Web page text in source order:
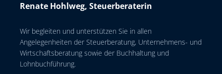
Renate Hohlweg, Steuerberaterin
Wir begleiten und unterstützen Sie in allen
Angelegenheiten der Steuerberatung, Unternehmens- und
Wirtschaftsberatung sowie der Buchhaltung und
Lohnbuchführung.